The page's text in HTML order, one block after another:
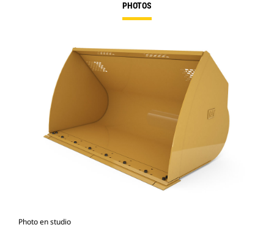
PHOTOS
Photo en studio